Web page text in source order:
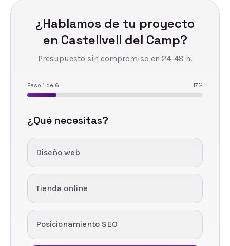
¿Hablamos de tu proyecto
en Castellvell del Camp?
Presupuesto sin compromiso en 24-48 h.
Paso 1 de 6 17%
¿Qué necesitas?
Diseño web
Tienda online
Posicionamiento SEO